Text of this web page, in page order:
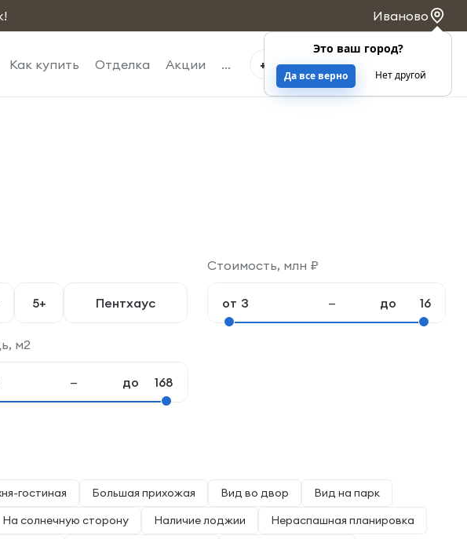
Иваново
Это ваш город?
Да все верно Нет другой
Как купить Отделка Акции ... +7 4932 263-363
5+ Пентхаус
Стоимость, млн ₽
—
от до
м2
— до
гостиная Большая прихожая Вид во двор
Вид на парк
На солнечную сторону Наличие лоджии
Нераспашная планировка